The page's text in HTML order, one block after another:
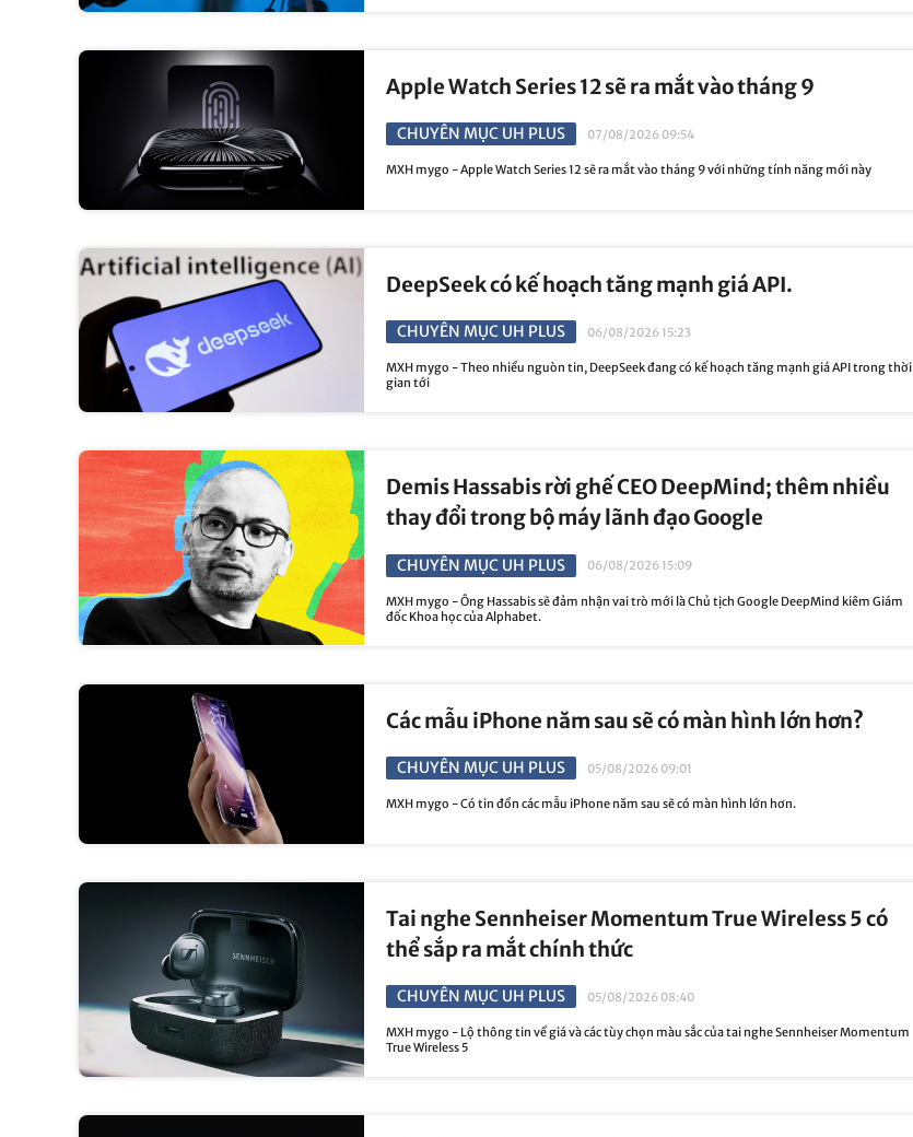
Apple Watch Series 12 sẽ ra mắt vào tháng 9
CHUYÊN MỤC UH PLUS 07/08/2026 09:54
MXH mygo - Apple Watch Series 12 sẽ ra mắt vào tháng 9 với những tính năng mới này
DeepSeek có kế hoạch tăng mạnh giá API.
CHUYÊN MỤC UH PLUS 06/08/2026 15:23
MXH mygo - Theo nhiều nguòn tin, DeepSeek đang có kế hoạch tăng mạnh giá API trong thời
gian tới
Demis Hassabis rời ghế CEO DeepMind; thêm nhiều
thay đổi trong bộ máy lãnh đạo Google
CHUYÊN MỤC UH PLUS 06/08/2026 15:09
MXH mygo - Ông Hassabis sẽ đảm nhận vai trò mới là Chủ tịch Google DeepMind kiêm Giám
đốc Khoa học của Alphabet.
Các mẫu iPhone năm sau sẽ có màn hình lớn hơn?
CHUYÊN MỤC UH PLUS 05/08/2026 09:01
MXH mygo - Có tin đồn các mẫu iPhone năm sau sẽ có màn hình lớn hơn.
Tai nghe Sennheiser Momentum True Wireless 5 có
thể sắp ra mắt chính thức
CHUYÊN MỤC UH PLUS 05/08/2026 08:40
MXH mygo - Lộ thông tin về giá và các tùy chọn màu sắc của tai nghe Sennheiser Momentum
True Wireless 5